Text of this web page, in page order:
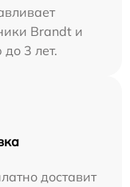
Brandt и
3 лет.
доставит